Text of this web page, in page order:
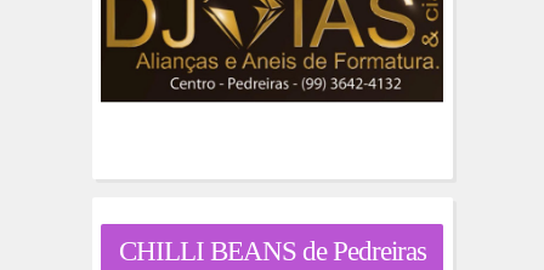
CHILLI BEANS de Pedreiras